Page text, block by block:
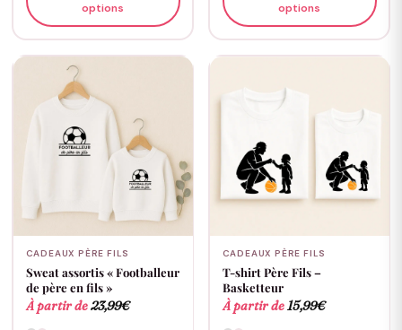
options
options
CADEAUX PÈRE FILS
Sweat assortis « Footballeur
de père en fils »
À partir de23,99€
CADEAUX PÈRE FILS
T-shirt Père Fils –
Basketteur
À partir de15,99€